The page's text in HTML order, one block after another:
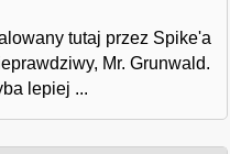
tutaj przez Spike'a
Mr. Grunwald.
lepiej ...